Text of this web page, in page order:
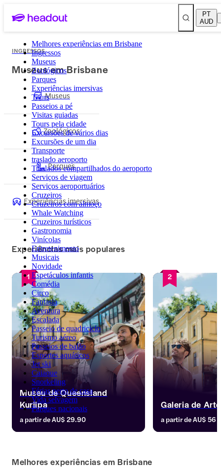
PT
AUD
Melhores experiências em Brisbane
Ingressos
Museus
Zoológicos
Parques
Experiências imersivas
Tours
Passeios a pé
Visitas guiadas
Tours pela cidade
Excursões de vários dias
Excursões de um dia
Transporte
traslado aeroporto
Traslados compartilhados do aeroporto
Serviços de viagem
Serviços aeroportuários
Cruzeiros
Cruzeiros com almoço
Whale Watching
Cruzeiros turísticos
Gastronomia
Vinícolas
Entretenimento
Musicais
Novidade
Espetáculos infantis
Comédia
Circo
Fantasia
Aventura
Escalada
Passeio de quadriciclo
Turismo aéreo
Passeios de balão
Esportes aquáticos
Jet ski
Caiaque
Snorkeling
Férias perto de casa
Vida selvagem
Parques nacionais
INGRESSOS
Museus em Brisbane
Museus
Zoológicos
Parques
Experiências imersivas
Experiências mais populares
1
Museu de Queensland
Kurilpa
a partir deAU$ 29.90
2
Galeria de
a partir deAU$ 56
Melhores experiências em Brisbane